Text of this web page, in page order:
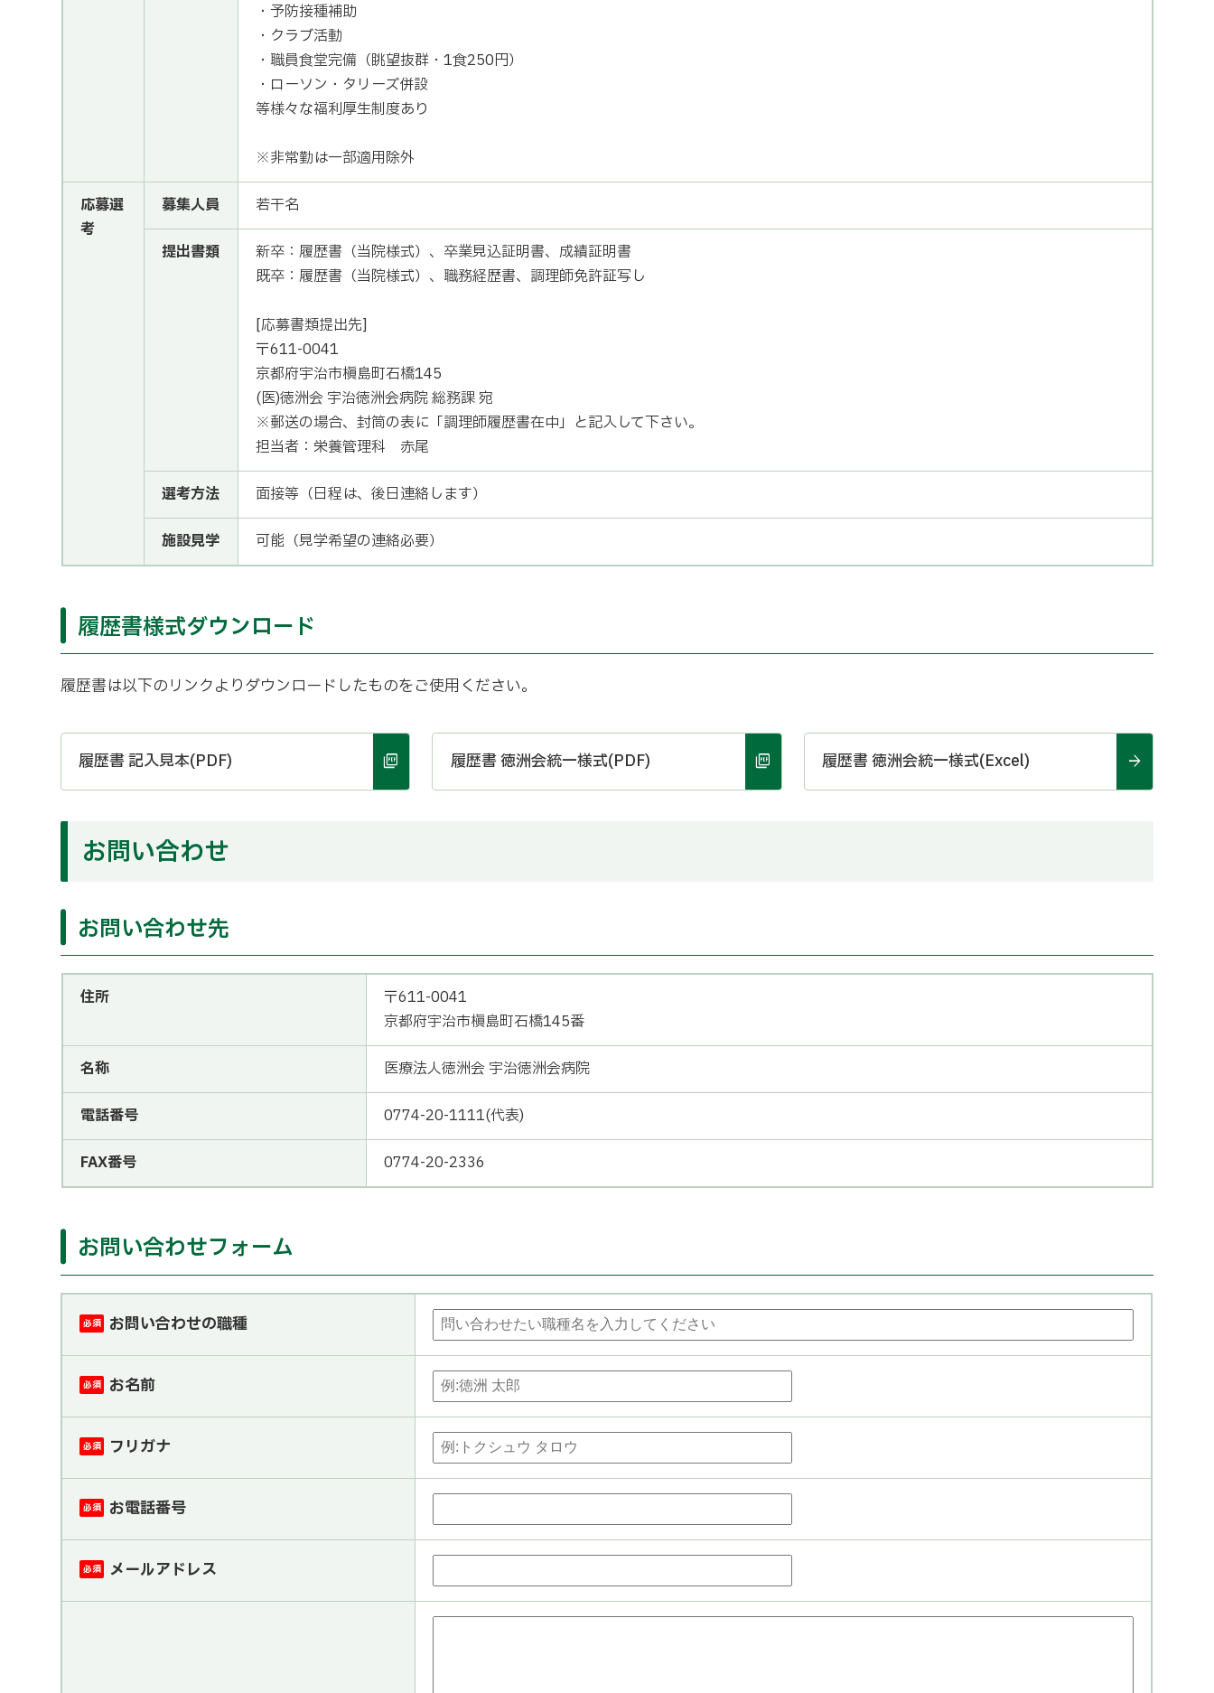
・予防接種補助
・クラブ活動
・職員食堂完備（眺望抜群・1食250円）
・ローソン・タリーズ併設
等様々な福利厚生制度あり
※非常勤は一部適用除外
応募選
考
募集人員 若干名
提出書類
新卒：履歴書（当院様式）、卒業見込証明書、成績証明書
既卒：履歴書（当院様式）、職務経歴書、調理師免許証写し
[応募書類提出先]
〒611-0041
京都府宇治市槇島町石橋145
(医)徳洲会 宇治徳洲会病院 総務課 宛
※郵送の場合、封筒の表に「調理師履歴書在中」と記入して下さい。
担当者：栄養管理科 赤尾
選考方法 面接等（日程は、後日連絡します）
施設見学 可能（見学希望の連絡必要）
履歴書様式ダウンロード
履歴書は以下のリンクよりダウンロードしたものをご使用ください。
履歴書 記入見本(PDF) 履歴書 徳洲会統一様式(PDF) 履歴書 徳洲会統一様式(Excel)
お問い合わせ
お問い合わせ先
住所
〒611-0041
京都府宇治市槇島町石橋145番
名称 医療法人徳洲会 宇治徳洲会病院
電話番号 0774-20-1111(代表)
FAX番号 0774-20-2336
お問い合わせフォーム
必須 お問い合わせの職種
必須 お名前
必須 フリガナ
必須 お電話番号
必須 メールアドレス